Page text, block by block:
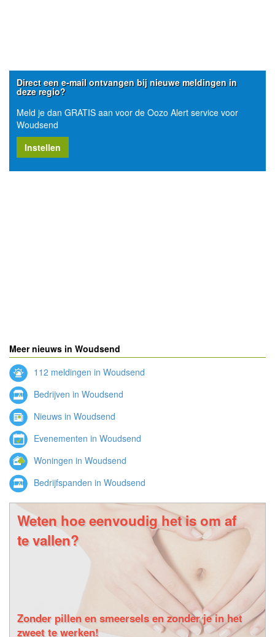
Direct een e-mail ontvangen bij nieuwe meldingen in
deze regio?
Meld je dan GRATIS aan voor de Oozo Alert service voor
Woudsend
Instellen
Meer nieuws in Woudsend
112 meldingen in Woudsend
Bedrijven in Woudsend
Nieuws in Woudsend
Evenementen in Woudsend
Woningen in Woudsend
Bedrijfspanden in Woudsend
Weten hoe eenvoudig het is om af
te vallen?
Zonder pillen en smeersels en zonder je in het
zweet te werken!